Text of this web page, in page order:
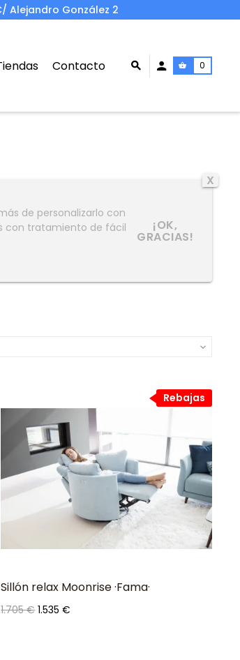
Alejandro González 2
Contacto 0
X
de personalizarlo con
con tratamiento de fácil
¡OK,
GRACIAS!

Rebajas
Sillón relax Moonrise ·Fama·
Precio
1.705 €Precio
1.535 €